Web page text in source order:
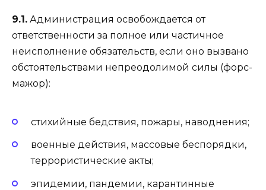
9.1. Администрация освобождается от
ответственности за полное или частичное
неисполнение обязательств, если оно вызвано
обстоятельствами непреодолимой силы (форс-
мажор):
стихийные бедствия, пожары, наводнения;
военные действия, массовые беспорядки,
террористические акты;
эпидемии, пандемии, карантинные